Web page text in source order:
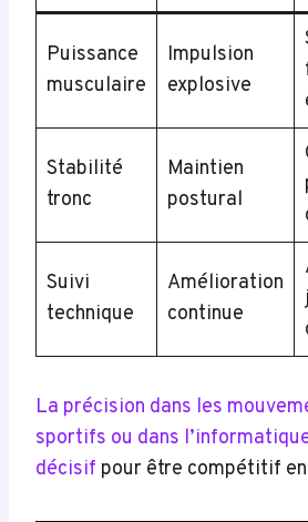
Puissance
musculaire
Impulsion
explosive
Stabilité
tronc
Maintien
postural
Suivi
technique
Amélioration
continue
La précision dans les
sportifs ou dans
décisif pour être compétitif